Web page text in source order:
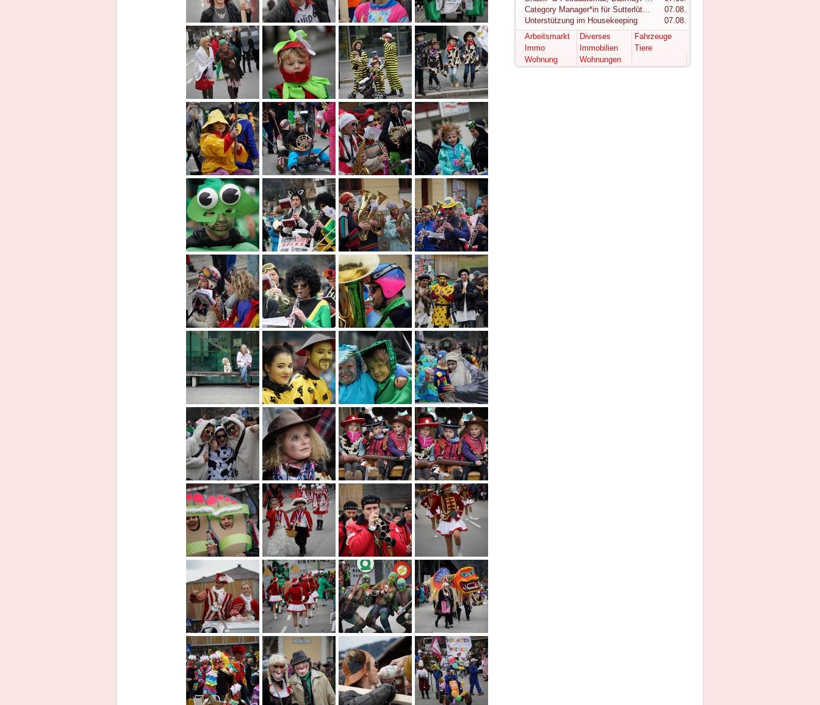
Category Manager*in für Sutterlüty gesucht
07.08.
Unterstützung im Housekeeping
07.08.
Arbeitsmarkt
Diverses
Fahrzeuge
Immo
Immobilien
Tiere
Wohnung
Wohnungen